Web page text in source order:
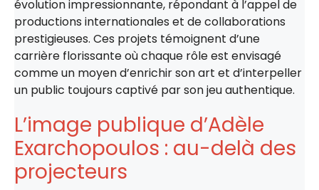
évolution impressionnante, répondant à l’appel de
productions internationales et de collaborations
prestigieuses. Ces projets témoignent d’une
carrière florissante où chaque rôle est envisagé
comme un moyen d’enrichir son art et d’interpeller
un public toujours captivé par son jeu authentique.
L’image publique d’Adèle
Exarchopoulos : au-delà des
projecteurs